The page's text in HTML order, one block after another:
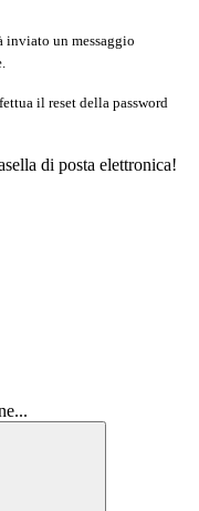
inviato un messaggio
il reset della password
di posta elettronica!